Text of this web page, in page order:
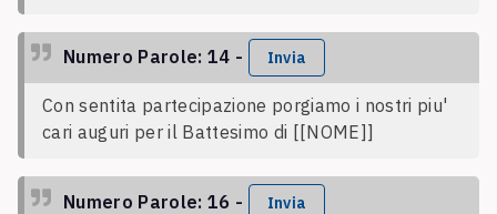
Numero Parole: 14 - Invia
Con sentita partecipazione porgiamo i nostri piu'
cari auguri per il Battesimo di [[NOME]]
Numero Parole: 16 - Invia